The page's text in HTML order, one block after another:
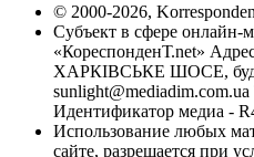
© 2000-2026,
Субъект в сфере онлайн-
«КореспонденТ.net»
ХАРКІВСЬКЕ ШОСЕ,
sunlight@mediadim.com.ua
Идентификатор медиа -
Использование любых
сайте, разрешается при